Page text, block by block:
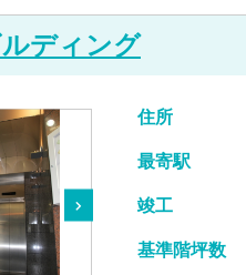
ディング
住所
最寄駅
竣工
基準階坪数